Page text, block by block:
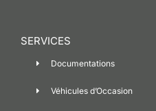
SERVICES
Documentations
Véhicules d’Occasion